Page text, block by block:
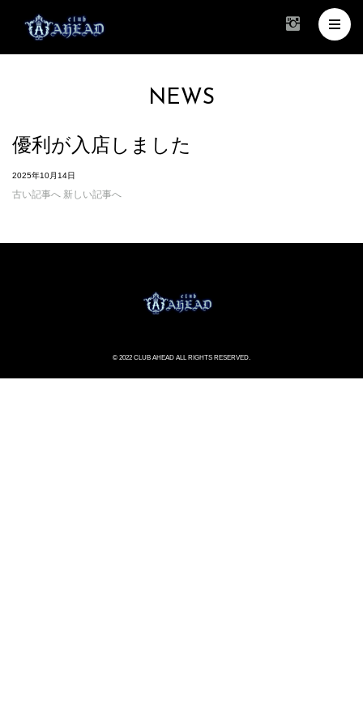
NEWS
優利が入店しました
2025年10月14日
古い記事へ 新しい記事へ
© 2022 CLUB AHEAD ALL RIGHTS RESERVED.